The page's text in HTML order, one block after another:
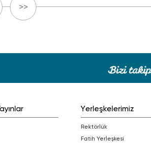
>>
Yerleşkelerimiz
Rektörlük
Fatih Yerleşkesi